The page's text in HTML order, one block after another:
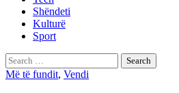
Shëndeti
Kulturë
Sport
Search
for:
Më të fundit, Vendi